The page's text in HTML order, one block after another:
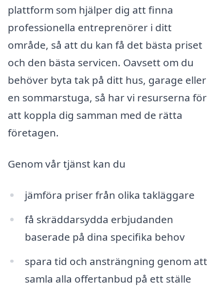
plattform som hjälper dig att finna
professionella entreprenörer i ditt
område, så att du kan få det bästa priset
och den bästa servicen. Oavsett om du
behöver byta tak på ditt hus, garage eller
en sommarstuga, så har vi resurserna för
att koppla dig samman med de rätta
företagen.
Genom vår tjänst kan du
jämföra priser från olika takläggare
få skräddarsydda erbjudanden
baserade på dina specifika behov
spara tid och ansträngning genom att
samla alla offertanbud på ett ställe